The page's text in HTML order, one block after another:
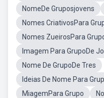
NomeDe Gruposjovens
Nomes CriativosPara
Nomes ZueirosPara
Imagem Para GrupoDe
Nome De GrupoDe Tres
Ideias De Nome Para
MiagemPara Grupo